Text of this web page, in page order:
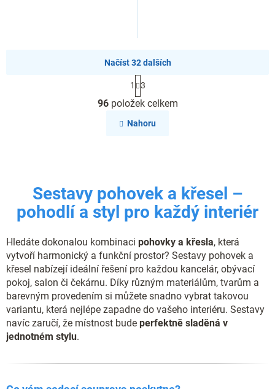
O
v
l
p
r
v
y
v
ý
p
i
s
u
Načíst 32 dalších
S
t
r
á
n
1 3
96položek celkem
Nahoru
Sestavy pohovek a křesel –
pohodlí a styl pro každý interiér
Hledáte dokonalou kombinaci pohovky a křesla, která
vytvoří harmonický a funkční prostor? Sestavy pohovek a
křesel nabízejí ideální řešení pro každou kancelár, obývací
pokoj, salon či čekárnu. Díky různým materiálům, tvarům a
barevným provedením si můžete snadno vybrat takovou
variantu, která nejlépe zapadne do vašeho interiéru. Sestavy
navíc zaručí, že místnost bude perfektně sladěná v
jednotném stylu.